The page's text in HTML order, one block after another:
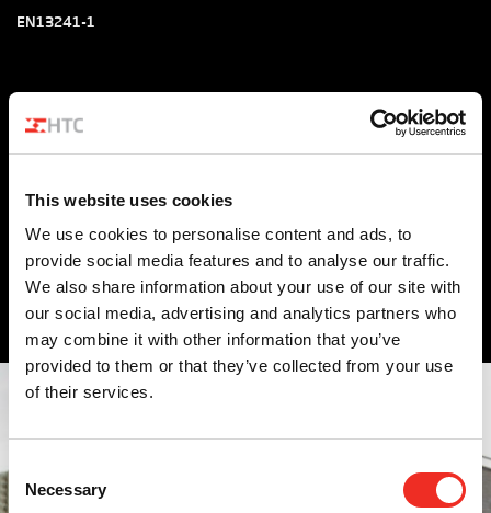
This website uses cookies
We use cookies to personalise content and ads, to
provide social media features and to analyse our traffic.
We also share information about your use of our site with
our social media, advertising and analytics partners who
may combine it with other information that you’ve
provided to them or that they’ve collected from your use
of their services.
Consent
Selection
Necessary
EN13241-1
Für wen ist sie relevant?
eingesetzt:
Snelle links
Bauwesen Öffentlicher Sektor Logistiek